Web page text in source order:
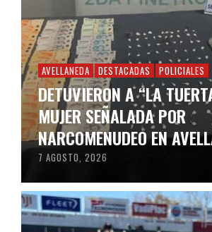
AVELLANEDA DESTACADAS POLICIALES
DETUVIERON A “LA
MUJER SEÑALADA POR
NARCOMENUDEO EN
7 AGOSTO, 2026